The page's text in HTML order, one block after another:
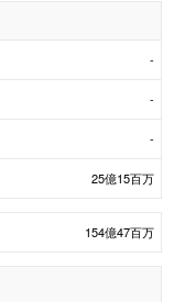
-
-
-
25億15百万
154億47百万